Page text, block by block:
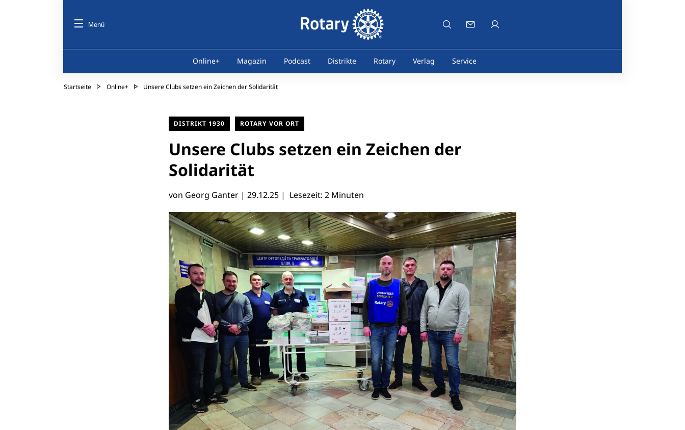
Menü
Online+ Magazin Podcast Distrikte Rotary Verlag Service
Startseite Online+ Unsere Clubs setzen ein Zeichen der Solidarität
DISTRIKT 1930 ROTARY VOR ORT
Unsere Clubs setzen ein Zeichen der
Solidarität
von Georg Ganter | 29.12.25| Lesezeit: 2 Minuten